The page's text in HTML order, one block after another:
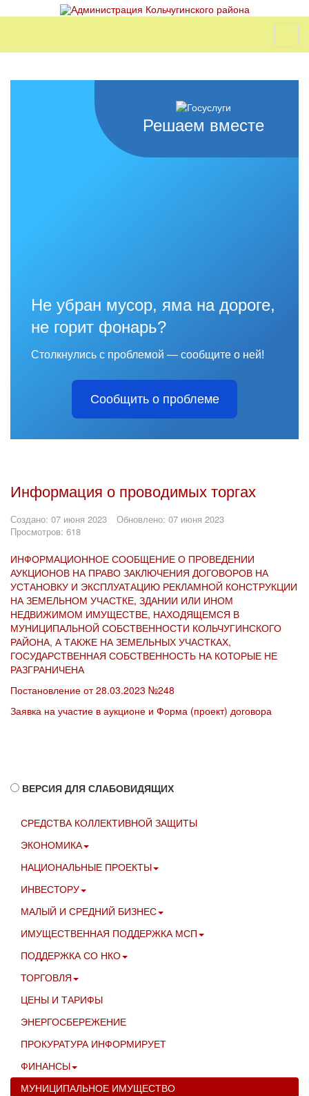
Решаем вместе
Не убран мусор, яма на дороге,
не горит фонарь?
Столкнулись с проблемой — сообщите о ней!
Сообщить о проблеме
Информация о проводимых торгах
Создано: 07 июня 2023
Обновлено: 07 июня 2023
Просмотров: 618
ИНФОРМАЦИОННОЕ СООБЩЕНИЕ О ПРОВЕДЕНИИ
АУКЦИОНОВ НА ПРАВО ЗАКЛЮЧЕНИЯ ДОГОВОРОВ НА
УСТАНОВКУ И ЭКСПЛУАТАЦИЮ РЕКЛАМНОЙ КОНСТРУКЦИИ
НА ЗЕМЕЛЬНОМ УЧАСТКЕ, ЗДАНИИ ИЛИ ИНОМ
НЕДВИЖИМОМ ИМУЩЕСТВЕ, НАХОДЯЩЕМСЯ В
МУНИЦИПАЛЬНОЙ СОБСТВЕННОСТИ КОЛЬЧУГИНСКОГО
РАЙОНА, А ТАКЖЕ НА ЗЕМЕЛЬНЫХ УЧАСТКАХ,
ГОСУДАРСТВЕННАЯ СОБСТВЕННОСТЬ НА КОТОРЫЕ НЕ
РАЗГРАНИЧЕНА
Постановление от 28.03.2023 №248
Заявка на участие в аукционе и Форма (проект) договора
ВЕРСИЯ ДЛЯ СЛАБОВИДЯЩИХ
СРЕДСТВА КОЛЛЕКТИВНОЙ ЗАЩИТЫ
ЭКОНОМИКА
НАЦИОНАЛЬНЫЕ ПРОЕКТЫ
ИНВЕСТОРУ
МАЛЫЙ И СРЕДНИЙ БИЗНЕС
ИМУЩЕСТВЕННАЯ ПОДДЕРЖКА МСП
ПОДДЕРЖКА СО НКО
ТОРГОВЛЯ
ЦЕНЫ И ТАРИФЫ
ЭНЕРГОСБЕРЕЖЕНИЕ
ПРОКУРАТУРА ИНФОРМИРУЕТ
ФИНАНСЫ
МУНИЦИПАЛЬНОЕ ИМУЩЕСТВО